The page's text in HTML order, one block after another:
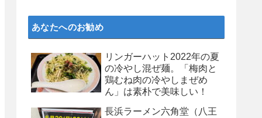
あなたへのお勧め
リンガーハット2022年の夏
の冷やし混ぜ麺。「梅肉と
鶏むね肉の冷やしまぜめ
ん」は素朴で美味しい！
長浜ラーメン六角堂（八王